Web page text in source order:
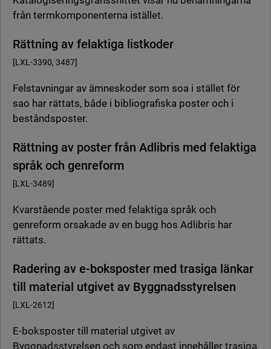
från termkomponenterna istället.
Rättning av felaktiga listkoder
[LXL-3390, 3487]
Felstavningar av ämneskoder som soa i stället för
sao har rättats, både i bibliografiska poster och i
beståndsposter.
Rättning av poster från Adlibris med felaktiga
språk och genreform
[LXL-3489]
Kvarstående poster med felaktiga språk och
genreform orsakade av en bugg hos Adlibris har
rättats.
Radering av e-boksposter med trasiga länkar
till material utgivet av Byggnadsstyrelsen
[LXL-2612]
E-boksposter till material utgivet av
Byggnadsstyrelsen och som endast innehåller trasiga